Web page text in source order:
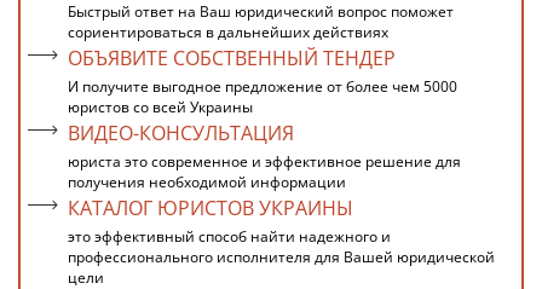
Быстрый ответ на Ваш юридический вопрос поможет
сориентироваться в дальнейших действиях
ОБЪЯВИТЕ СОБСТВЕННЫЙ ТЕНДЕР
И получите выгодное предложение от более чем 5000
юристов со всей Украины
ВИДЕО-КОНСУЛЬТАЦИЯ
юриста это современное и эффективное решение для
получения необходимой информации
КАТАЛОГ ЮРИСТОВ УКРАИНЫ
это эффективный способ найти надежного и
профессионального исполнителя для Вашей юридической
цели